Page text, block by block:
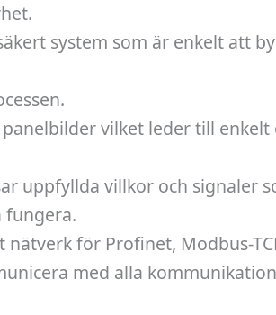
system som är enkelt att
vilket leder till enkelt
uppfyllda villkor och signaler
fungera.
för Profinet, Modbus-
med alla